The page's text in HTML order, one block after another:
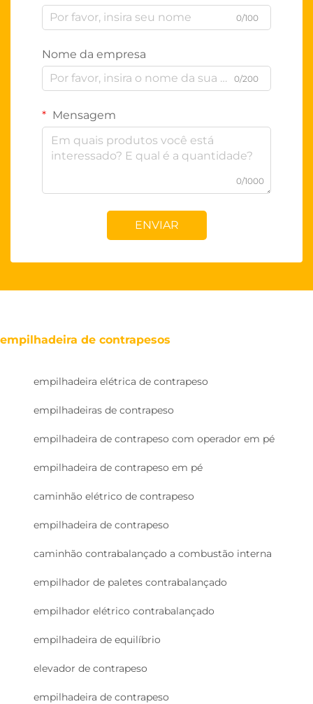
0/100
Nome da empresa
0/200
Mensagem
0/1000
ENVIAR
empilhadeira de contrapesos
empilhadeira elétrica de contrapeso
empilhadeiras de contrapeso
empilhadeira de contrapeso com operador em pé
empilhadeira de contrapeso em pé
caminhão elétrico de contrapeso
empilhadeira de contrapeso
caminhão contrabalançado a combustão interna
empilhador de paletes contrabalançado
empilhador elétrico contrabalançado
empilhadeira de equilíbrio
elevador de contrapeso
empilhadeira de contrapeso